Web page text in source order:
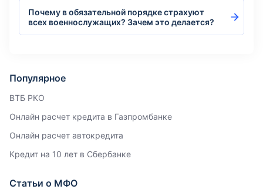
Почему в обязательной порядке страхуют
всех военнослужащих? Зачем это делается?
Популярное
ВТБ РКО
Онлайн расчет кредита в Газпромбанке
Онлайн расчет автокредита
Кредит на 10 лет в Сбербанке
Статьи о МФО